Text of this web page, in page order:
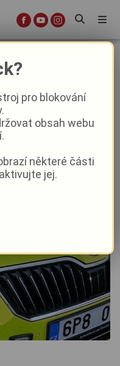
a ujel.
pro blokování
obsah webu
některé části
jej.